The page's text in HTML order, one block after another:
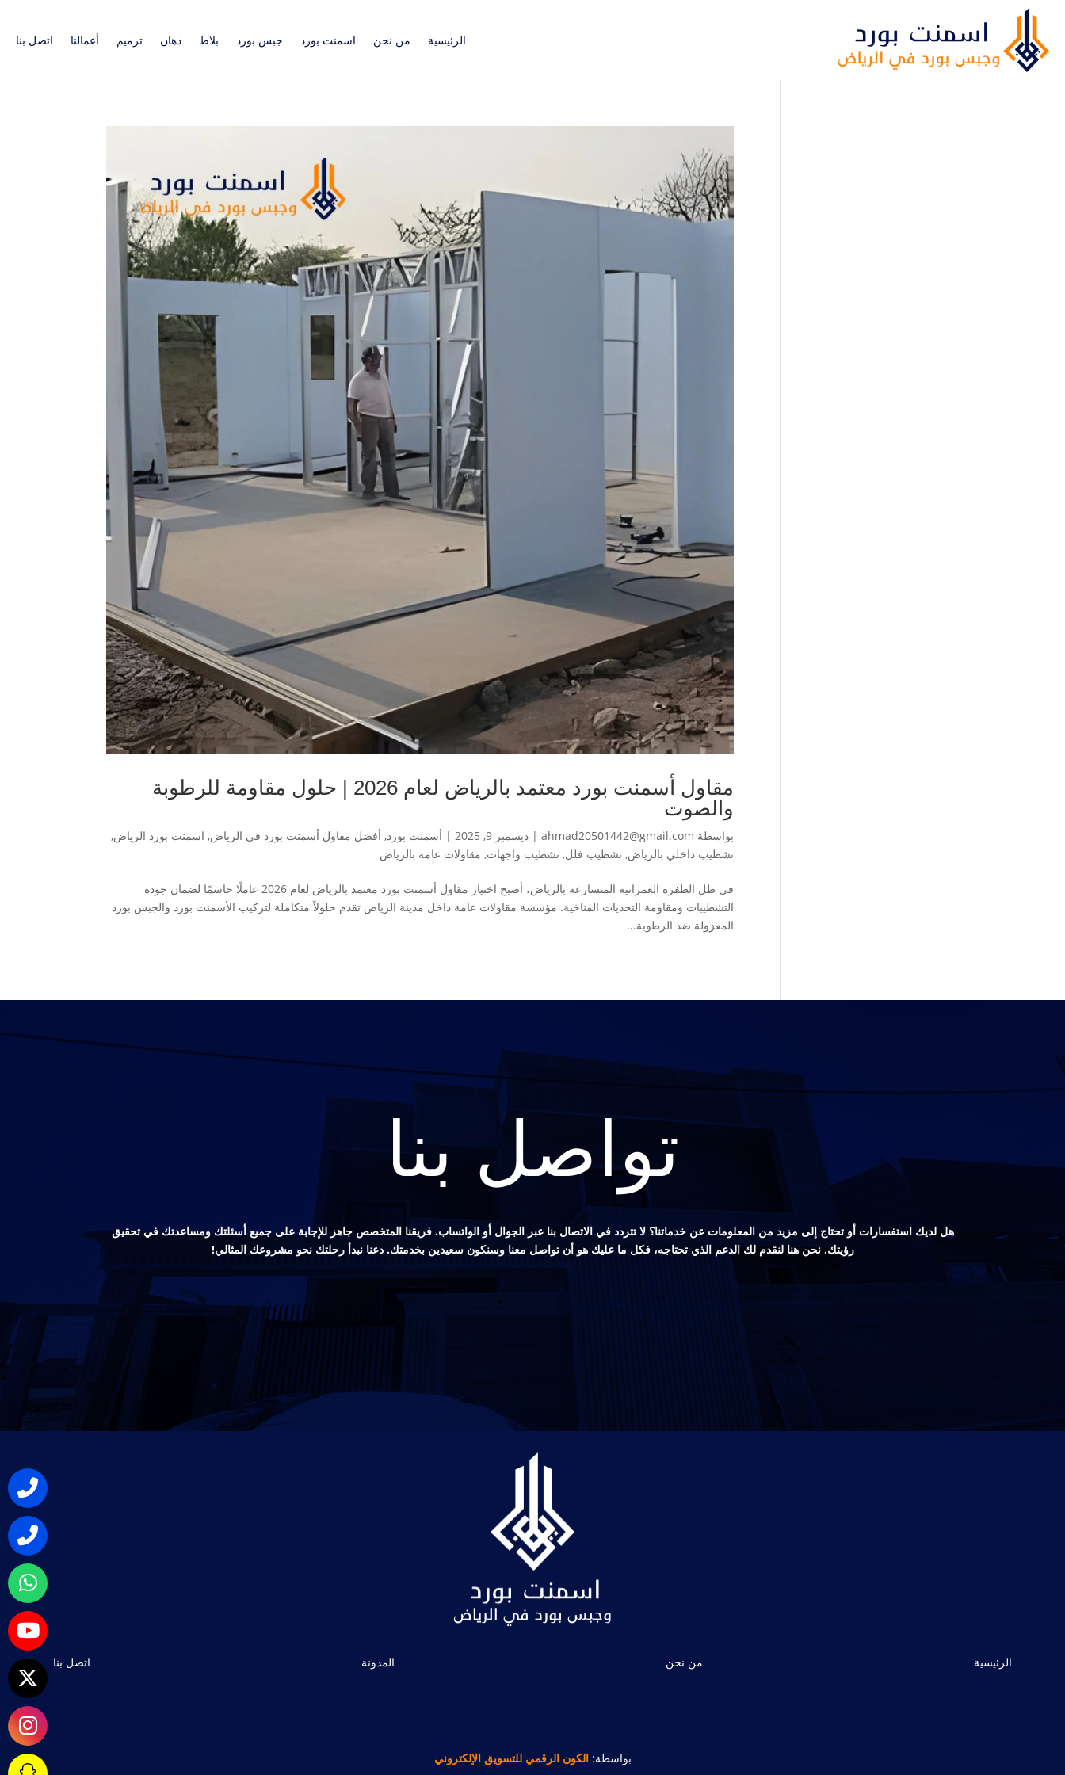
الرئيسية من نحن اسمنت بورد جبس بورد بلاط دهان ترميم أعمالنا اتصل بنا
مقاول أسمنت بورد معتمد بالرياض لعام 2026 | حلول مقاومة للرطوبة
والصوت
بواسطة ahmad20501442@gmail.com
| ديسمبر 9, 2025 | أسمنت بورد, أفضل مقاول أسمنت بورد في الرياض, اسمنت بورد الرياض,
تشطيب داخلي بالرياض, تشطيب فلل, تشطيب واجهات, مقاولات عامة بالرياض
في ظل الطفرة العمرانية المتسارعة بالرياض، أصبح اختيار مقاول أسمنت بورد معتمد بالرياض لعام 2026 عاملًا حاسمًا لضمان جودة
التشطيبات ومقاومة التحديات المناخية. مؤسسة مقاولات عامة داخل مدينة الرياض تقدم حلولاً متكاملة لتركيب الأسمنت بورد والجبس بورد
المعزولة ضد الرطوبة...
تواصل بنا
هل لديك استفسارات أو تحتاج إلى مزيد من المعلومات عن خدماتنا؟ لا تتردد في الاتصال بنا عبر الجوال أو الواتساب. فريقنا المتخصص جاهز للإجابة على جميع أسئلتك ومساعدتك في تحقيق
رؤيتك. نحن هنا لنقدم لك الدعم الذي تحتاجه، فكل ما عليك هو أن تواصل معنا وسنكون سعيدين بخدمتك. دعنا نبدأ رحلتك نحو مشروعك المثالي!
الرئيسية من نحن المدونة اتصل بنا
بواسطة:الكون الرقمي للتسويق الإلكتروني